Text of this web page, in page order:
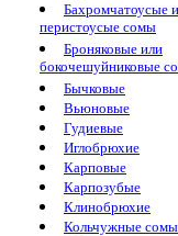
Бахромчатоусые
перистоусые сомы
Броняковые или
бокочешуйниковые
Бычковые
Вьюновые
Гудиевые
Иглобрюхие
Карповые
Карпозубые
Клинобрюхие
Кольчужные сомы